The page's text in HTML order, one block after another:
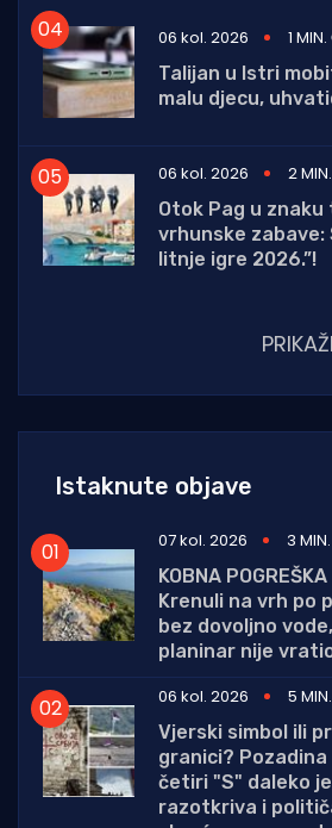
06 kol. 2026
1
Talijan u Istri
malu djecu,
06 kol. 2026
2
Otok Pag u
vrhunske zabave:
litnje igre 2026.”!
Istaknute objave
07 kol. 2026
3
KOBNA
Krenuli na vrh po
bez dovoljno
planinar nije
06 kol. 2026
5
Vjerski simbol ili
granici?
četiri "S" daleko
razotkriva i